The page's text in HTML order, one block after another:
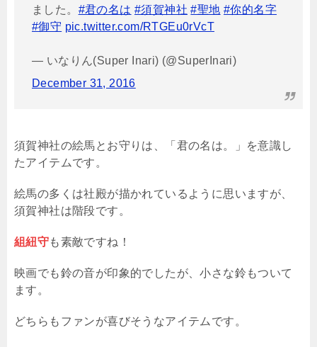
ました。 #君の名は #須賀神社 #聖地 #你的名字
#御守 pic.twitter.com/RTGEu0rVcT
— いなりん(Super Inari) (@SuperInari)
December 31, 2016
須賀神社の絵馬とお守りは、「君の名は。」を意識し
たアイテムです。
絵馬の多くは社殿が描かれているように思いますが、
須賀神社は階段です。
組紐守も素敵ですね！
映画でも鈴の音が印象的でしたが、小さな鈴もついて
ます。
どちらもファンが喜びそうなアイテムです。